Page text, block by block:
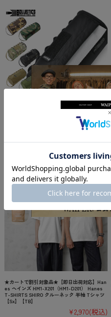
☆大幅割引中☆【即日出荷対応】【ネコポス便
対応】BALLISTICS バリスティクス MILITARY
ペーパー ケース）BSA-1806 ブ
¥3,520(税込)
★カートで割引対象品★【即日出荷対応】Han
es ヘインズ HM1-X201（HM1-D201） Hanes
T-SHIRTS SHIRO クルーネック 半袖 Tシャツ
【Sx】【TB】
¥2,970(税込)